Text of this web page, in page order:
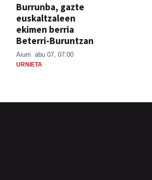
Burrunba, gazte
euskaltzaleen
ekimen berria
Beterri-Buruntzan
Aiurri abu 07, 07:00
URNIETA